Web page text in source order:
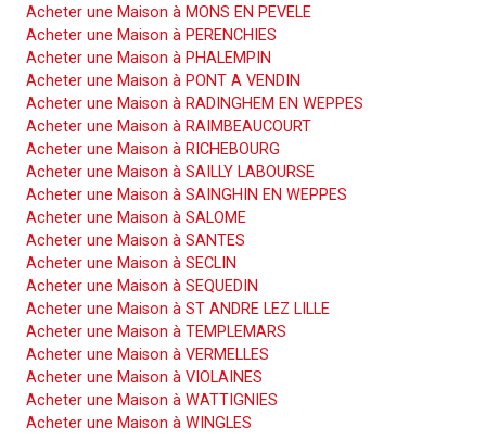
Acheter une Maison à MONS EN PEVELE
Acheter une Maison à PERENCHIES
Acheter une Maison à PHALEMPIN
Acheter une Maison à PONT A VENDIN
Acheter une Maison à RADINGHEM EN WEPPES
Acheter une Maison à RAIMBEAUCOURT
Acheter une Maison à RICHEBOURG
Acheter une Maison à SAILLY LABOURSE
Acheter une Maison à SAINGHIN EN WEPPES
Acheter une Maison à SALOME
Acheter une Maison à SANTES
Acheter une Maison à SECLIN
Acheter une Maison à SEQUEDIN
Acheter une Maison à ST ANDRE LEZ LILLE
Acheter une Maison à TEMPLEMARS
Acheter une Maison à VERMELLES
Acheter une Maison à VIOLAINES
Acheter une Maison à WATTIGNIES
Acheter une Maison à WINGLES